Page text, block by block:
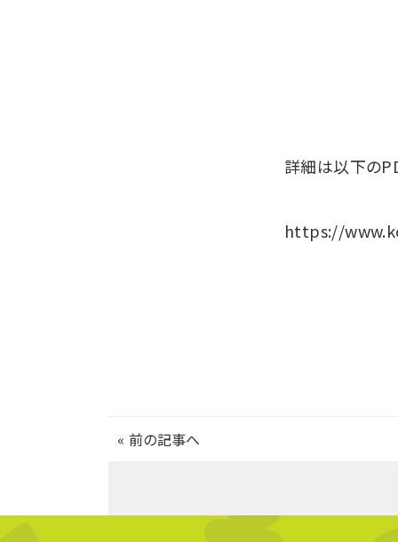
詳細は以下の
https://
« 前の記事へ